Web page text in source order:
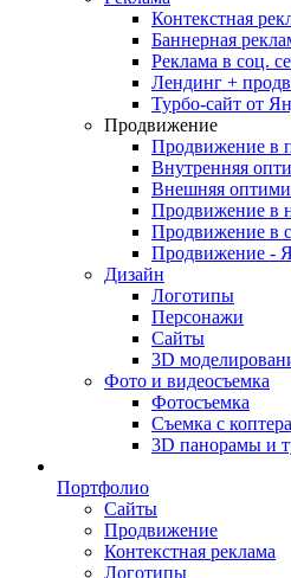
Контекстная
Баннерная
Реклама в соц.
Лендинг +
Турбо-сайт от
Продвижение
Продвижение в
Внутренняя
Внешняя
Продвижение в
Продвижение в
Продвижение -
Дизайн
Логотипы
Персонажи
Сайты
3D
Фото и видеосъемка
Фотосъемка
Съемка с коптера
3D панорамы и
Портфолио
Сайты
Продвижение
Контекстная реклама
Логотипы